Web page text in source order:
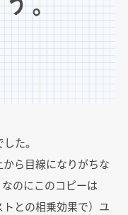
た。
ら目線になりがちな
のにこのコピーは
トとの相乗効果で）ユ